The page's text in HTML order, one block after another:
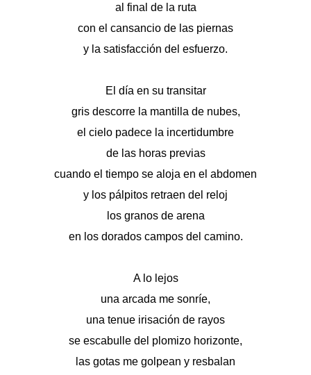
al final de la ruta
con el cansancio de las piernas
y la satisfacción del esfuerzo.
El día en su transitar
gris descorre la mantilla de nubes,
el cielo padece la incertidumbre
de las horas previas
cuando el tiempo se aloja en el abdomen
y los pálpitos retraen del reloj
los granos de arena
en los dorados campos del camino.
A lo lejos
una arcada me sonríe,
una tenue irisación de rayos
se escabulle del plomizo horizonte,
las gotas me golpean y resbalan